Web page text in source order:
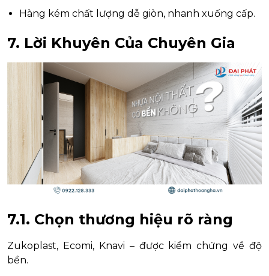
Hàng kém chất lượng dễ giòn, nhanh xuống cấp.
7. Lời Khuyên Của Chuyên Gia
7.1. Chọn thương hiệu rõ ràng
Zukoplast, Ecomi, Knavi – được kiểm chứng về độ
bền.